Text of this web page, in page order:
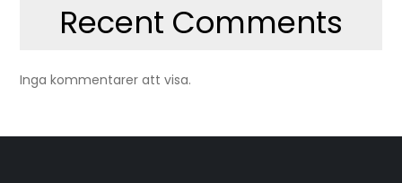
Recent Comments
Inga kommentarer att visa.